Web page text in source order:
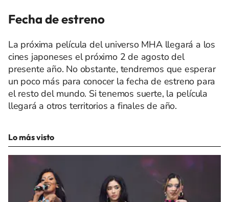
Fecha de estreno
La próxima película del universo MHA llegará a los
cines japoneses el próximo 2 de agosto del
presente año. No obstante, tendremos que esperar
un poco más para conocer la fecha de estreno para
el resto del mundo. Si tenemos suerte, la película
llegará a otros territorios a finales de año.
Lo más visto